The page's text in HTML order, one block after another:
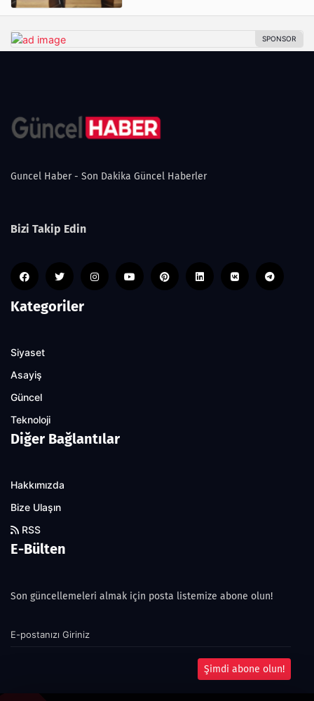
Guncel Haber - Son Dakika Güncel Haberler
Bizi Takip Edin
Kategoriler
Siyaset
Asayiş
Güncel
Teknoloji
Diğer Bağlantılar
Hakkımızda
Bize Ulaşın
RSS
E-Bülten
Son güncellemeleri almak için posta listemize abone olun!
Şimdi abone olun!